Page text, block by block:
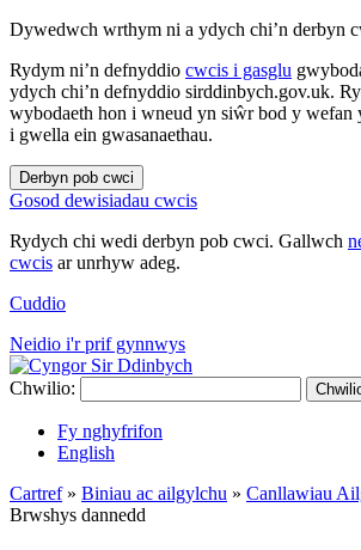
Dywedwch wrthym ni a ydych chi’n derbyn
Rydym ni’n defnyddio cwcis i gasglu
ydych chi’n defnyddio sirddinbych.gov.uk.
wybodaeth hon i wneud yn siŵr bod y wefan
i gwella ein gwasanaethau.
Derbyn pob cwci
Gosod dewisiadau cwcis
Rydych chi wedi derbyn pob cwci. Gallwch
cwcis ar unrhyw adeg.
Cuddio
Neidio i'r prif gynnwys
Chwilio:
Fy nghyfrifon
English
Cartref» Biniau ac ailgylchu » Canllawiau
Brwshys dannedd